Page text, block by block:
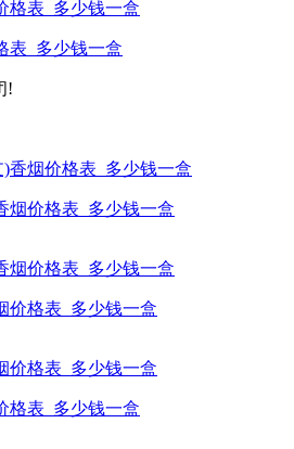
表_多少钱一盒
!
烟价格表_多少钱一盒
价格表_多少钱一盒
格表_多少钱一盒